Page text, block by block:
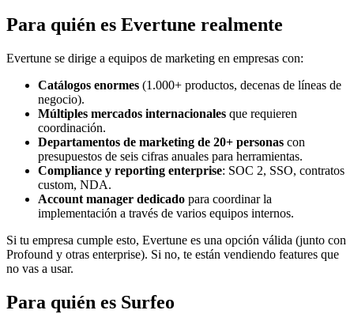
Para quién es Evertune realmente
Evertune se dirige a equipos de marketing en empresas con:
Catálogos enormes (1.000+ productos, decenas de líneas de
negocio).
Múltiples mercados internacionales que requieren
coordinación.
Departamentos de marketing de 20+ personas con
presupuestos de seis cifras anuales para herramientas.
Compliance y reporting enterprise: SOC 2, SSO, contratos
custom, NDA.
Account manager dedicado para coordinar la
implementación a través de varios equipos internos.
Si tu empresa cumple esto, Evertune es una opción válida (junto con
Profound y otras enterprise). Si no, te están vendiendo features que
no vas a usar.
Para quién es Surfeo